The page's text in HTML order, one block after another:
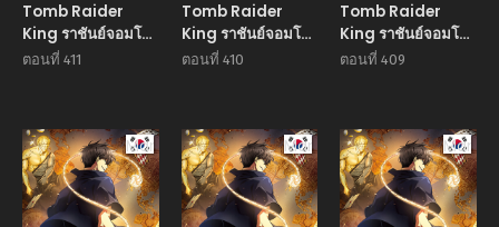
Tomb Raider
King ราชันย์จอมโจร
ปล้นสุสาน
ตอนที่ 411
Tomb Raider
King ราชันย์จอมโจร
ปล้นสุสาน
ตอนที่ 410
Tomb Raider
King ราชันย์จอมโจร
ปล้นสุสาน
ตอนที่ 409
Manhwa Manhwa